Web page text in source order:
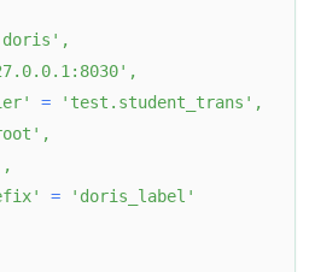
,
,
= 'test.student_trans' ,
,
,
=
'doris_label'